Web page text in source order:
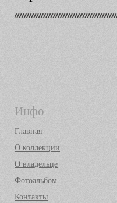
Инфо
Главная
О коллекции
О владельце
Фотоальбом
Контакты